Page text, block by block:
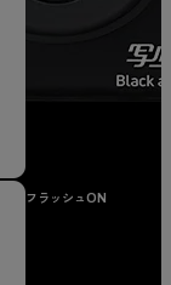
フラッシュON